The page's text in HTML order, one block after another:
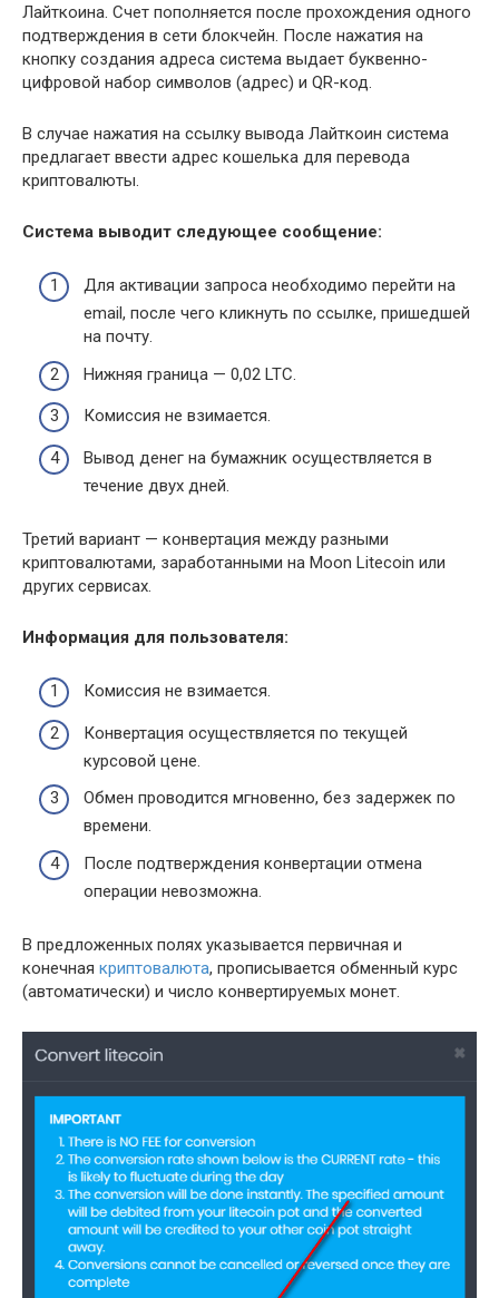
Лайткоина. Счет пополняется после прохождения одного
подтверждения в сети блокчейн. После нажатия на
кнопку создания адреса система выдает буквенно-
цифровой набор символов (адрес) и QR-код.
В случае нажатия на ссылку вывода Лайткоин система
предлагает ввести адрес кошелька для перевода
криптовалюты.
Система выводит следующее сообщение:
Для активации запроса необходимо перейти на
email, после чего кликнуть по ссылке, пришедшей
на почту.
Нижняя граница — 0,02 LTC.
Комиссия не взимается.
Вывод денег на бумажник осуществляется в
течение двух дней.
Третий вариант — конвертация между разными
криптовалютами, заработанными на Moon Litecoin или
других сервисах.
Информация для пользователя:
Комиссия не взимается.
Конвертация осуществляется по текущей
курсовой цене.
Обмен проводится мгновенно, без задержек по
времени.
После подтверждения конвертации отмена
операции невозможна.
В предложенных полях указывается первичная и
конечная криптовалюта, прописывается обменный курс
(автоматически) и число конвертируемых монет.